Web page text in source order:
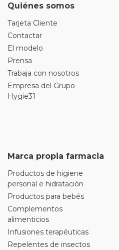
Quiénes somos
Tarjeta Cliente
Contactar
El modelo
Prensa
Trabaja con nosotros
Empresa del Grupo
Hygie31
Marca propia farmacia
Productos de higiene
personal e hidratación
Productos para bebés
Complementos
alimenticios
Infusiones terapéuticas
Repelentes de insectos